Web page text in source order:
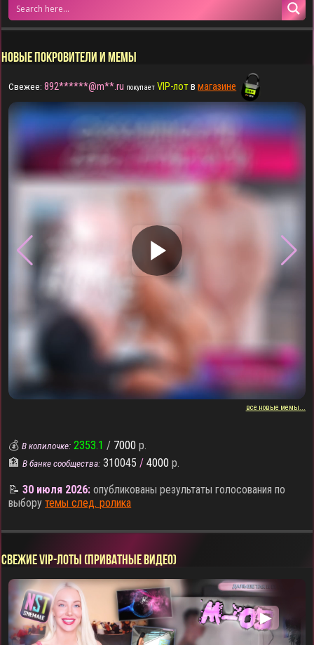
НОВЫЕ ПОКРОВИТЕЛИ И МЕМЫ
Свежее: 892******@m**.ru покупает VIP-лотвмагазине
▶
все новые мемы...
💰В копилочке: 2353.1 / 7000 р.
🏦В банке сообщества: 310045 / 4000 р.
📝30 июля 2026: опубликованы результаты голосования по
выборутемы след. ролика
СВЕЖИЕ VIP-ЛОТЫ (ПРИВАТНЫЕ ВИДЕО)
▶